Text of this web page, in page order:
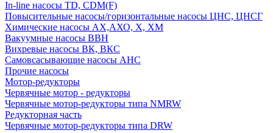
In-line насосы TD, CDM(F)
Повысительные насосы/горизонтальные насосы ЦНС, ЦНСГ
Химические насосы АХ,АХО, Х, ХМ
Вакуумные насосы ВВН
Вихревые насосы ВК, ВКС
Самовсасывающие насосы АНС
Прочие насосы
Мотор-редукторы
Червячные мотор - редукторы
Червячные мотор-редукторы типа NMRW
Редукторная часть
Червячные мотор-редукторы типа DRW